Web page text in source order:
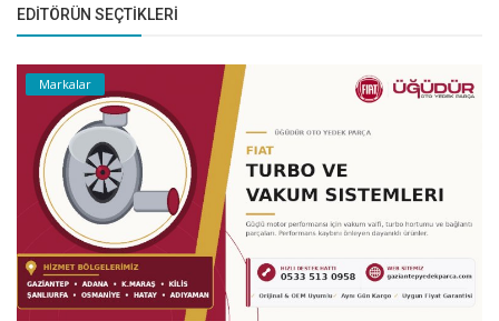
EDITÖRÜN SEÇTIKLERI
Markalar